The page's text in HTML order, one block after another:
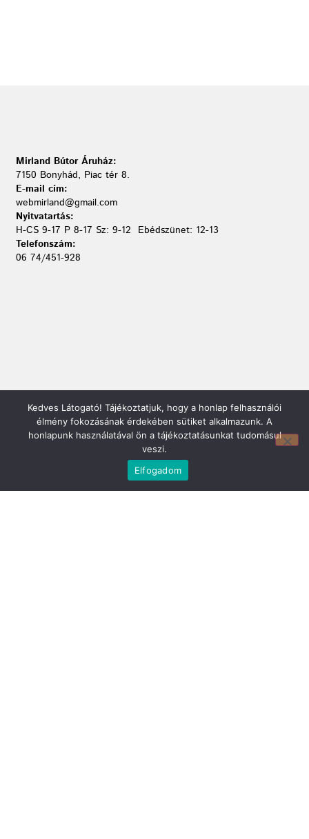
Mirland Lakberendezési Áruház:
7100 Szekszárd, Fáy András u. 29
H-P 9-17:30 Sz: 9-12
Mirland Bútor Áruház:
7150 Bonyhád, Piac tér 8.
E-mail cím:
webmirland@gmail.com
Nyitvatartás:
H-CS 9-17 P 8-17 Sz: 9-12 Ebédszünet: 12-13
Telefonszám:
06 74/451-928
Kedves Látogató! Tájékoztatjuk, hogy a honlap felhasználói
élmény fokozásának érdekében sütiket alkalmazunk. A
honlapunk használatával ön a tájékoztatásunkat tudomásul
veszi.
Elfogadom